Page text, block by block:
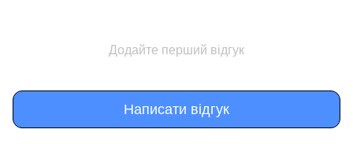
Додайте перший відгук
Написати відгук